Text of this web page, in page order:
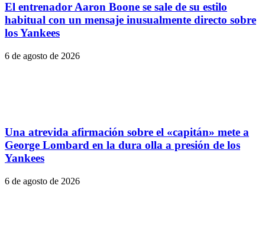
El entrenador Aaron Boone se sale de su estilo
habitual con un mensaje inusualmente directo sobre
los Yankees
6 de agosto de 2026
Una atrevida afirmación sobre el «capitán» mete a
George Lombard en la dura olla a presión de los
Yankees
6 de agosto de 2026